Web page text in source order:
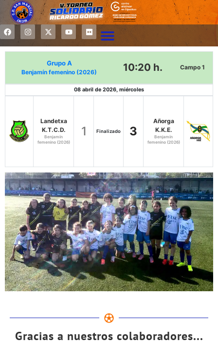
Grupo A
Benjamín femenino (2026) 10:20 h. Campo 1
08 abril de 2026, miércoles
Landetxa
K.T.C.D.
Benjamín
femenino (2026)
1 Finalizado 3
Añorga
K.K.E.
Benjamín
femenino (2026)
Gracias a nuestros colaboradores...